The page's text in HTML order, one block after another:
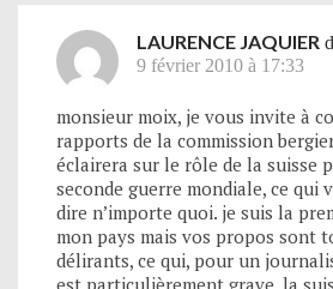
LAURENCE JAQUIER
9 février 2010 à 17:33
monsieur moix, je vous invite à
rapports de la commission
éclairera sur le rôle de la suisse
seconde guerre mondiale, ce qui
dire n’importe quoi. je suis la
mon pays mais vos propos sont
délirants, ce qui, pour un
est particulièrement grave. la